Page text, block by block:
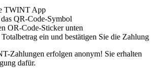
TWINT App
QR-Code-Symbol
OR-Code-Sticker unten
ein und bestätigen Sie die Zahlung
Zahlungen erfolgen anonym! Sie erhalten
dafür.